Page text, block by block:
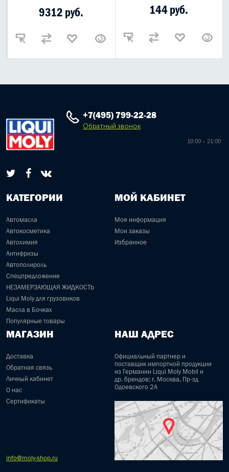
9312 руб. 144 руб.
+7(495) 799-22-28
Обратный звонок
10:00 – 21:00
КАТЕГОРИИ
Автомасла
Автокосметика
Автохимия
Антифризы
Автополироль
Спецпредложение
НЕЗАМЕРЗАЮЩАЯ ЖИДКОСТЬ
Liqui Moly для грузовиков
Масла в Бочках
Популярные товары
МОЙ КАБИНЕТ
Моя информация
Мои заказы
Избранное
МАГАЗИН
Доставка
Обратная связь
Личный кабинет
О нас
Сертификаты
НАШ АДРЕС
Официальный партнер и
поставщик импортной продукции
из Германии Liqui Moly Mobil и
др. брендов: г. Москва, Пр-зд
Одоевского 2А
info@moly-shop.ru